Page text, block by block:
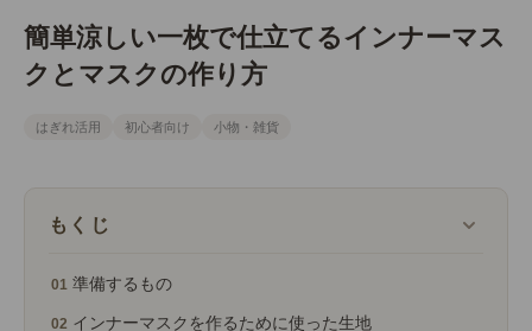
簡単涼しい一枚で仕立てるインナーマス
クとマスクの作り方
はぎれ活用 初心者向け 小物・雑貨
もくじ
準備するもの
インナーマスクを作るために使った生地